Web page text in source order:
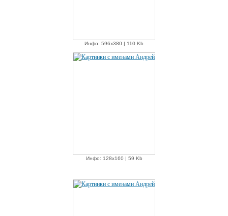
Инфо: 596х380 | 110 Kb
Инфо: 128х160 | 59 Kb